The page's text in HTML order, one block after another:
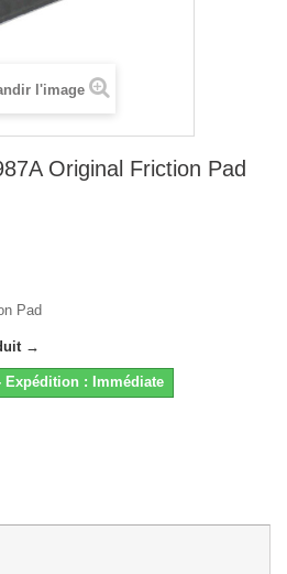
l'image
Original Friction Pad
Pad
→
Expédition : Immédiate